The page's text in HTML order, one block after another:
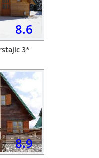
8.6
3*
8.9